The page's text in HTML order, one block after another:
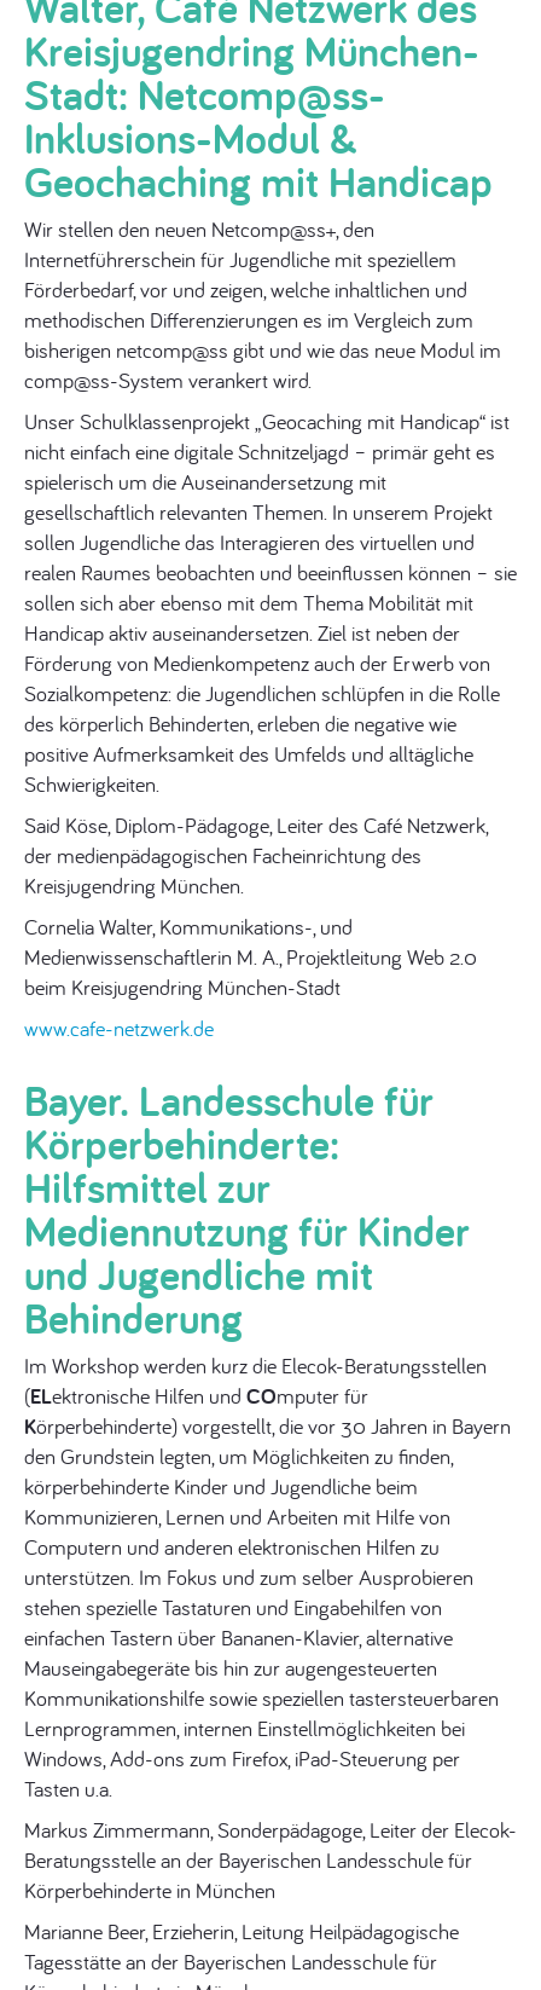
Kreisjugendring München-
Stadt: Netcomp@ss-
Inklusions-Modul &
Geochaching mit Handicap
Wir stellen den neuen Netcomp@ss+, den
Internetführerschein für Jugendliche mit speziellem
Förderbedarf, vor und zeigen, welche inhaltlichen und
methodischen Differenzierungen es im Vergleich zum
bisherigen netcomp@ss gibt und wie das neue Modul im
comp@ss-System verankert wird.
Unser Schulklassenprojekt „Geocaching mit Handicap“ ist
nicht einfach eine digitale Schnitzeljagd – primär geht es
spielerisch um die Auseinandersetzung mit
gesellschaftlich relevanten Themen. In unserem Projekt
sollen Jugendliche das Interagieren des virtuellen und
realen Raumes beobachten und beeinflussen können – sie
sollen sich aber ebenso mit dem Thema Mobilität mit
Handicap aktiv auseinandersetzen. Ziel ist neben der
Förderung von Medienkompetenz auch der Erwerb von
Sozialkompetenz: die Jugendlichen schlüpfen in die Rolle
des körperlich Behinderten, erleben die negative wie
positive Aufmerksamkeit des Umfelds und alltägliche
Schwierigkeiten.
Said Köse, Diplom-Pädagoge, Leiter des Café Netzwerk,
der medienpädagogischen Facheinrichtung des
Kreisjugendring München.
Cornelia Walter, Kommunikations-, und
Medienwissenschaftlerin M. A., Projektleitung Web 2.0
beim Kreisjugendring München-Stadt
www.cafe-netzwerk.de
Bayer. Landesschule für
Körperbehinderte:
Hilfsmittel zur
Mediennutzung für Kinder
und Jugendliche mit
Behinderung
Im Workshop werden kurz die Elecok-Beratungsstellen
(ELektronische Hilfen und COmputer für
Körperbehinderte) vorgestellt, die vor 30 Jahren in Bayern
den Grundstein legten, um Möglichkeiten zu finden,
körperbehinderte Kinder und Jugendliche beim
Kommunizieren, Lernen und Arbeiten mit Hilfe von
Computern und anderen elektronischen Hilfen zu
unterstützen. Im Fokus und zum selber Ausprobieren
stehen spezielle Tastaturen und Eingabehilfen von
einfachen Tastern über Bananen-Klavier, alternative
Mauseingabegeräte bis hin zur augengesteuerten
Kommunikationshilfe sowie speziellen tastersteuerbaren
Lernprogrammen, internen Einstellmöglichkeiten bei
Windows, Add-ons zum Firefox, iPad-Steuerung per
Tasten u.a.
Markus Zimmermann, Sonderpädagoge, Leiter der Elecok-
Beratungsstelle an der Bayerischen Landesschule für
Körperbehinderte in München
Marianne Beer, Erzieherin, Leitung Heilpädagogische
Tagesstätte an der Bayerischen Landesschule für